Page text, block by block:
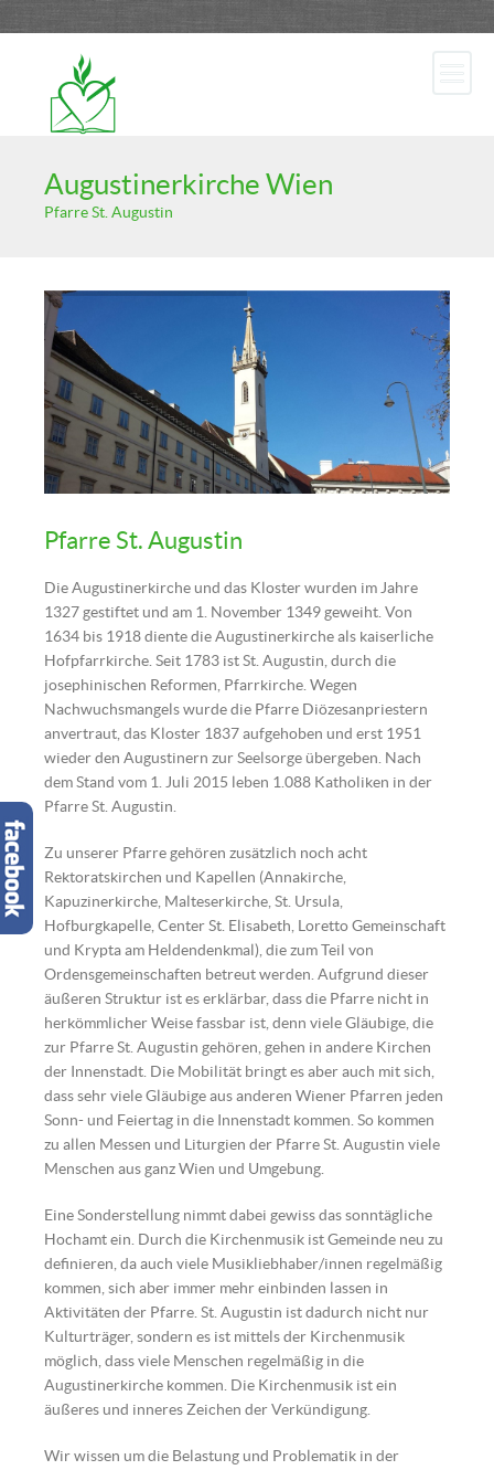
Augustinerkirche Wien
Pfarre St. Augustin
Pfarre St. Augustin
Die Augustinerkirche und das Kloster wurden im Jahre
1327 gestiftet und am 1. November 1349 geweiht. Von
1634 bis 1918 diente die Augustinerkirche als kaiserliche
Hofpfarrkirche. Seit 1783 ist St. Augustin, durch die
josephinischen Reformen, Pfarrkirche. Wegen
Nachwuchsmangels wurde die Pfarre Diözesanpriestern
anvertraut, das Kloster 1837 aufgehoben und erst 1951
wieder den Augustinern zur Seelsorge übergeben. Nach
dem Stand vom 1. Juli 2015 leben 1.088 Katholiken in der
Pfarre St. Augustin.
Zu unserer Pfarre gehören zusätzlich noch acht
Rektoratskirchen und Kapellen (Annakirche,
Kapuzinerkirche, Malteserkirche, St. Ursula,
Hofburgkapelle, Center St. Elisabeth, Loretto Gemeinschaft
und Krypta am Heldendenkmal), die zum Teil von
Ordensgemeinschaften betreut werden. Aufgrund dieser
äußeren Struktur ist es erklärbar, dass die Pfarre nicht in
herkömmlicher Weise fassbar ist, denn viele Gläubige, die
zur Pfarre St. Augustin gehören, gehen in andere Kirchen
der Innenstadt. Die Mobilität bringt es aber auch mit sich,
dass sehr viele Gläubige aus anderen Wiener Pfarren jeden
Sonn- und Feiertag in die Innenstadt kommen. So kommen
zu allen Messen und Liturgien der Pfarre St. Augustin viele
Menschen aus ganz Wien und Umgebung.
Eine Sonderstellung nimmt dabei gewiss das sonntägliche
Hochamt ein. Durch die Kirchenmusik ist Gemeinde neu zu
definieren, da auch viele Musikliebhaber/innen regelmäßig
kommen, sich aber immer mehr einbinden lassen in
Aktivitäten der Pfarre. St. Augustin ist dadurch nicht nur
Kulturträger, sondern es ist mittels der Kirchenmusik
möglich, dass viele Menschen regelmäßig in die
Augustinerkirche kommen. Die Kirchenmusik ist ein
äußeres und inneres Zeichen der Verkündigung.
Wir wissen um die Belastung und Problematik in der